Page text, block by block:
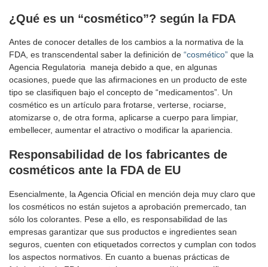
¿Qué es un “cosmético”? según la FDA
Antes de conocer detalles de los cambios a la normativa de la
FDA, es transcendental saber la definición de “cosmético” que la
Agencia Regulatoria maneja debido a que, en algunas
ocasiones, puede que las afirmaciones en un producto de este
tipo se clasifiquen bajo el concepto de “medicamentos”. Un
cosmético es un artículo para frotarse, verterse, rociarse,
atomizarse o, de otra forma, aplicarse a cuerpo para limpiar,
embellecer, aumentar el atractivo o modificar la apariencia.
Responsabilidad de los fabricantes de
cosméticos ante la FDA de EU
Esencialmente, la Agencia Oficial en mención deja muy claro que
los cosméticos no están sujetos a aprobación premercado, tan
sólo los colorantes. Pese a ello, es responsabilidad de las
empresas garantizar que sus productos e ingredientes sean
seguros, cuenten con etiquetados correctos y cumplan con todos
los aspectos normativos. En cuanto a buenas prácticas de